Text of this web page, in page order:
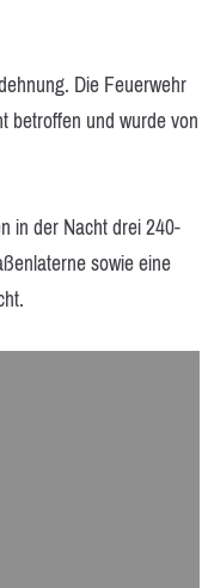
Die Feuerwehr
betroffen und wurde von
in der Nacht drei 240-
sowie eine